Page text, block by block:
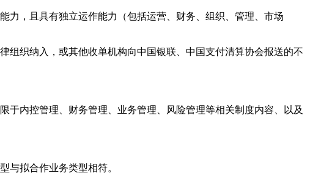
力，且具有独立运作能力（包括运营、财务、组织、管理、市场
组织纳入，或其他收单机构向中国银联、中国支付清算协会报送的不
于内控管理、财务管理、业务管理、风险管理等相关制度内容、以及
与拟合作业务类型相符。